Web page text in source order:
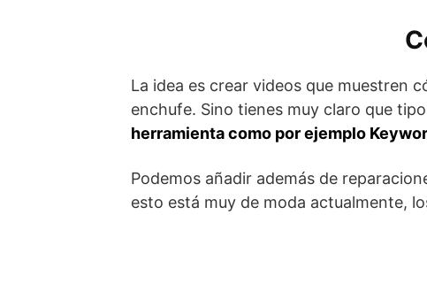
La idea es crear videos que muestren
enchufe. Sino tienes muy claro que
herramienta como por ejemplo
Podemos añadir además de
esto está muy de moda actualmente,